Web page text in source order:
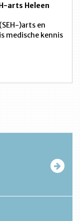
arts Heleen
)arts en
medische kennis